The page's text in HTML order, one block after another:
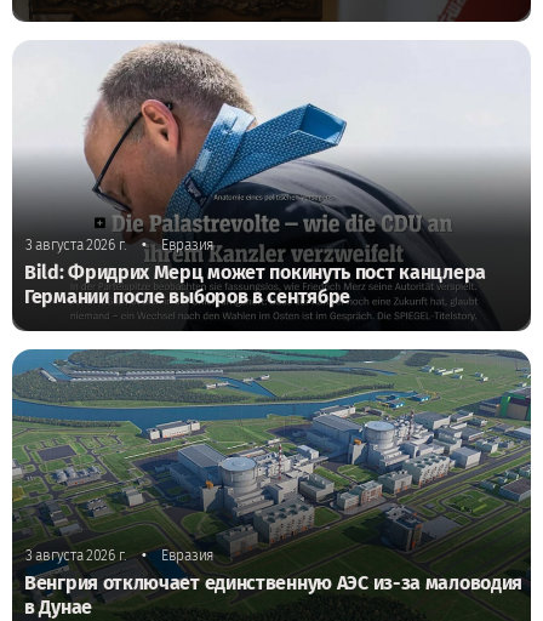
3 августа 2026 г. • Евразия
Bild: Фридрих Мерц может покинуть пост канцлера
Германии после выборов в сентябре
3 августа 2026 г. • Евразия
Венгрия отключает единственную АЭС из-за маловодия
в Дунае